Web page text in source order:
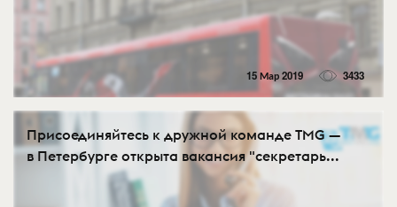
15 Мар 2019 3433
Присоединяйтесь к дружной команде TMG —
в Петербурге открыта вакансия "секретарь...